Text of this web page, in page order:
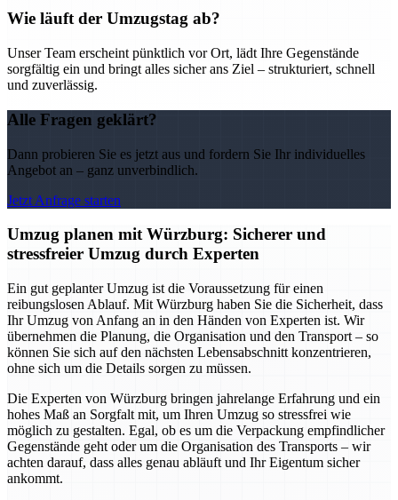
Wie läuft der Umzugstag ab?
Unser Team erscheint pünktlich vor Ort, lädt Ihre Gegenstände
sorgfältig ein und bringt alles sicher ans Ziel – strukturiert, schnell
und zuverlässig.
Alle Fragen geklärt?
Dann probieren Sie es jetzt aus und fordern Sie Ihr individuelles
Angebot an – ganz unverbindlich.
Jetzt Anfrage starten
Umzug planen mit Würzburg: Sicherer und
stressfreier Umzug durch Experten
Ein gut geplanter Umzug ist die Voraussetzung für einen
reibungslosen Ablauf. Mit Würzburg haben Sie die Sicherheit, dass
Ihr Umzug von Anfang an in den Händen von Experten ist. Wir
übernehmen die Planung, die Organisation und den Transport – so
können Sie sich auf den nächsten Lebensabschnitt konzentrieren,
ohne sich um die Details sorgen zu müssen.
Die Experten von Würzburg bringen jahrelange Erfahrung und ein
hohes Maß an Sorgfalt mit, um Ihren Umzug so stressfrei wie
möglich zu gestalten. Egal, ob es um die Verpackung empfindlicher
Gegenstände geht oder um die Organisation des Transports – wir
achten darauf, dass alles genau abläuft und Ihr Eigentum sicher
ankommt.